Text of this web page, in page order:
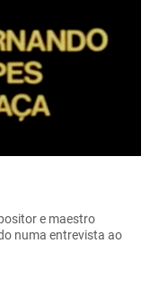
e maestro
numa entrevista ao